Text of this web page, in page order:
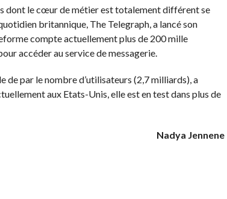
dont le cœur de métier est totalement différent se
britannique, The Telegraph, a lancé son
compte actuellement plus de 200 mille
accéder au service de messagerie.
de par le nombre d’utilisateurs (2,7 milliards), a
aux Etats-Unis, elle est en test dans plus de
Nadya Jennene